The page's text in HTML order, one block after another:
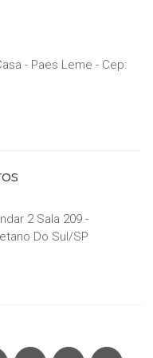
- Paes Leme - Cep:
2 Sala 209 -
Do Sul/SP